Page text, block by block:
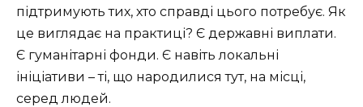
підтримують тих, хто справді цього потребує. Як
це виглядає на практиці? Є державні виплати.
Є гуманітарні фонди. Є навіть локальні
ініціативи – ті, що народилися тут, на місці,
серед людей.